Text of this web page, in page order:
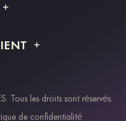
Tous les droits sont réservés.
de confidentialité